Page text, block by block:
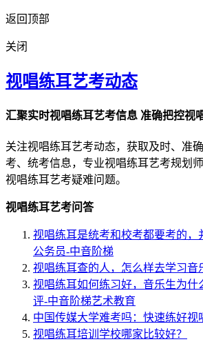
返回顶部
关闭
视唱练耳艺考动态
汇聚实时视唱练耳艺考信息 准确把控视
关注视唱练耳艺考动态，获取及时、准
考、统考信息，专业视唱练耳艺考规划
视唱练耳艺考疑难问题。
视唱练耳艺考问答
视唱练耳是统考和校考都要考的，
公务员-中音阶梯
视唱练耳查的人，怎么样去学习音
视唱练耳如何练习好，音乐生为什
评-中音阶梯艺术教育
中国传媒大学难考吗：快速练好视
视唱练耳培训学校哪家比较好？